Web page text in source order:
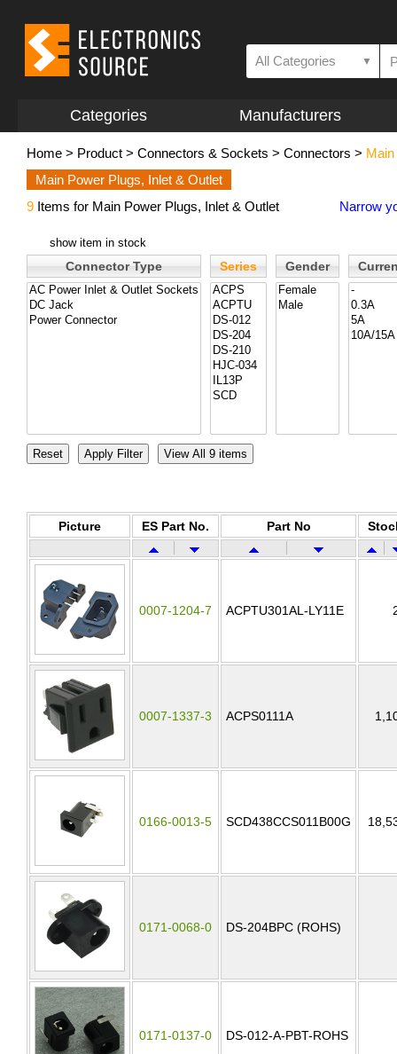
All Categories ▼
Categories Manufacturers
Home > Product > Connectors & Sockets > Connectors >
Main Power Plugs, Inlet & Outlet
9 Items for Main Power Plugs, Inlet & Outlet Narrow
show item in stock
Connector Type Series Gender
Picture ES Part No. Part No
0007-1204-7 ACPTU301AL-LY11E
0007-1337-3 ACPS0111A
0166-0013-5 SCD438CCS011B00G
0171-0068-0 DS-204BPC (ROHS)
0171-0137-0 DS-012-A-PBT-ROHS